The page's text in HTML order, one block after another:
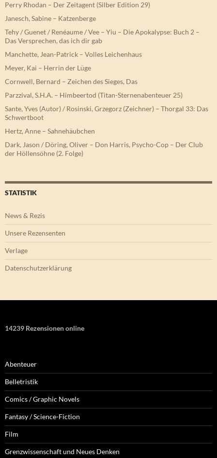
Perry Rhodan – Der Zeitagent (Silber Edition 29)
Janesch, Sabine – Katzenberge
Tehy / Guenet / Renéaume / Vee – Yiu – Die Apokalypse: Buch 2 –
Das Versprechen, das ich dir gab
Manchette, Jean-Patrick – Volles Leichenhaus
Meyer, Kai – Herrin der Lüge
Cornwell, Bernard – Zeichen des Sieges, Das
Parzzival, S.H.A. – Himbeertod (Titan-Sternenabenteuer 25)
Sante, Yves (Autor) / Rosinski, Grzegorz (Zeichner) – Thorgal 33: Das
Schwertboot
Hertz, Anne – Sahnehäubchen
Dark, Jason / Döring, Oliver – Don Harris, Psycho-Cop – Der Club
der Höllensöhne (2. Folge)
STATISTIK
News & Rezis
Unsere Rezensenten
Verlage
Datenschutzerklärung
14239 Rezensionen online
Abenteuer
Belletristik
Comics / Graphic Novels
Fantasy / Science-Fiction
Film
Grenzwissenschaft und Neues Denken